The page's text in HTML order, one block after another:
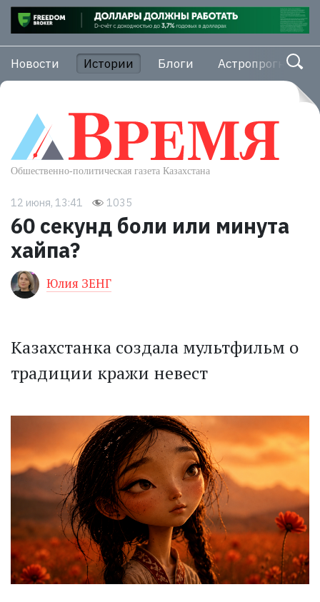
Новости Истории Блоги Астропрогноз
12 июня, 13:41 1035
60 секунд боли или минута
хайпа?
Юлия ЗЕНГ
Казахстанка создала мультфильм о
традиции кражи невест